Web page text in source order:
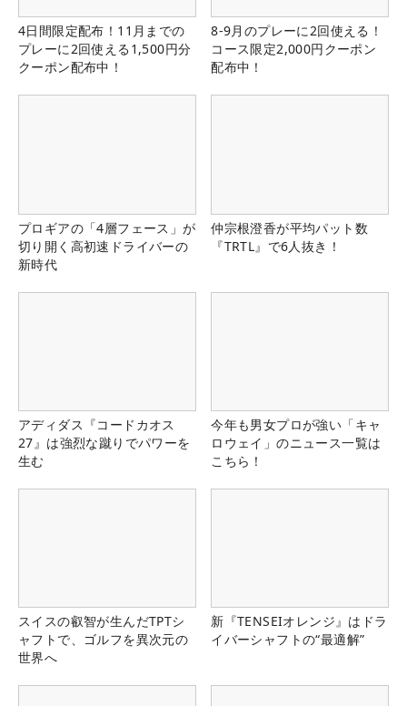
4日間限定配布！11月までの
プレーに2回使える1,500円分
クーポン配布中！
8-9月のプレーに2回使える！
コース限定2,000円クーポン
配布中！
プロギアの「4層フェース」が
切り開く高初速ドライバーの
新時代
仲宗根澄香が平均パット数
『TRTL』で6人抜き！
アディダス『コードカオス
27』は強烈な蹴りでパワーを
生む
今年も男女プロが強い「キャ
ロウェイ」のニュース一覧は
こちら！
スイスの叡智が生んだTPTシ
ャフトで、ゴルフを異次元の
世界へ
新『TENSEIオレンジ』はドラ
イバーシャフトの“最適解”